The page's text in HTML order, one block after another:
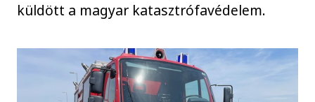
küldött a magyar katasztrófavédelem.